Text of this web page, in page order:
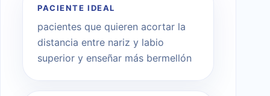
PACIENTE IDEAL
pacientes que quieren acortar la
distancia entre nariz y labio
superior y enseñar más bermellón